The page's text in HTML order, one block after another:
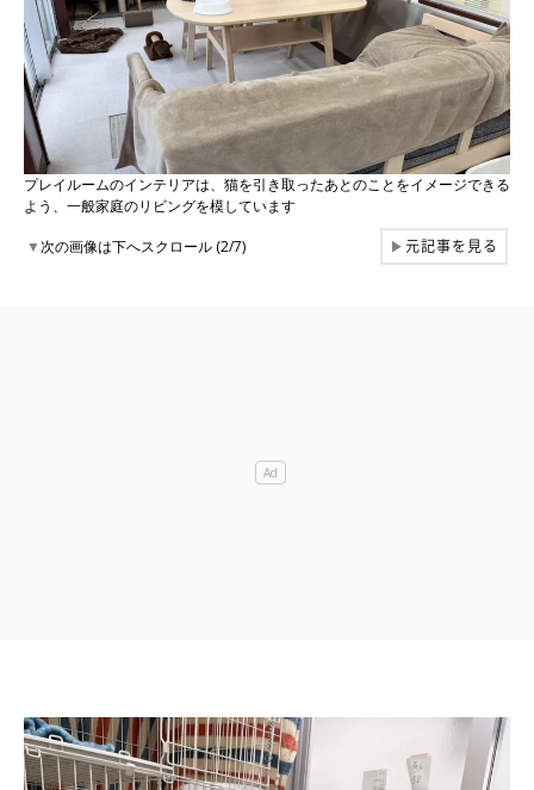
プレイルームのインテリアは、猫を引き取ったあとのことをイメージできる
よう、一般家庭のリビングを模しています
▼次の画像は下へスクロール (2/7) ▶元記事を見る